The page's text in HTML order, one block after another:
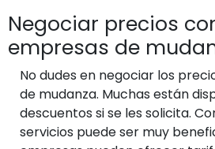
Negociar precios
empresas de
No dudes en negociar los
de mudanza. Muchas están
descuentos si se les solicita.
servicios puede ser muy